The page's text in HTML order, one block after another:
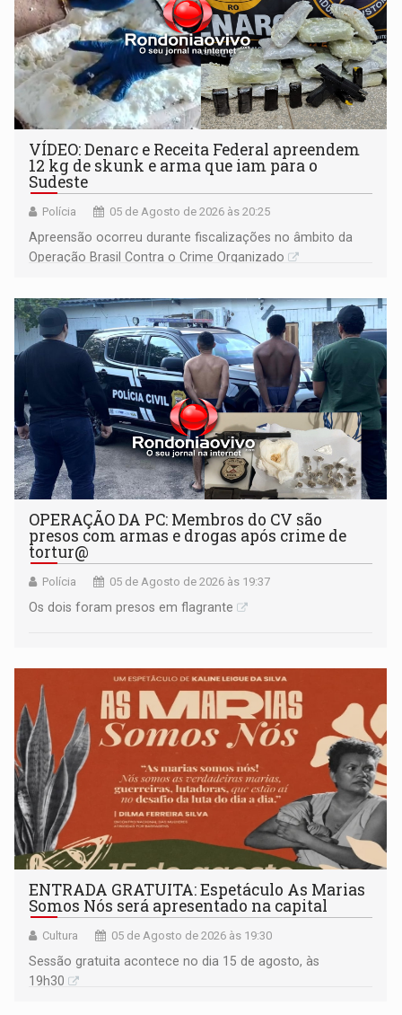
VÍDEO: Denarc e Receita Federal apreendem
12 kg de skunk e arma que iam para o
Sudeste
Polícia 05 de Agosto de 2026 às 20:25
Apreensão ocorreu durante fiscalizações no âmbito da
Operação Brasil Contra o Crime Organizado
OPERAÇÃO DA PC: Membros do CV são
presos com armas e drogas após crime de
tortur@
Polícia 05 de Agosto de 2026 às 19:37
Os dois foram presos em flagrante
ENTRADA GRATUITA: Espetáculo As Marias
Somos Nós será apresentado na capital
Cultura 05 de Agosto de 2026 às 19:30
Sessão gratuita acontece no dia 15 de agosto, às
19h30